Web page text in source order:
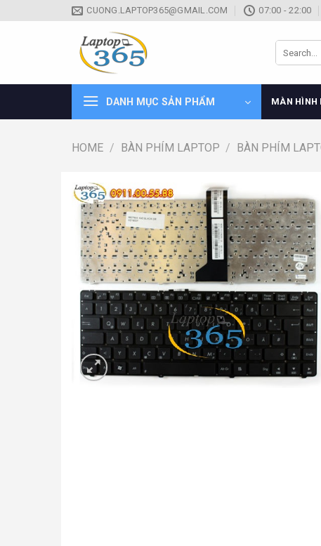
to
CUONG.LAPTOP365@GMAIL.COM 07:00 - 22:00
DANH MỤC SẢN PHẨM MÀN HÌNH
HOME / BÀN PHÍM LAPTOP / BÀN PHÍM